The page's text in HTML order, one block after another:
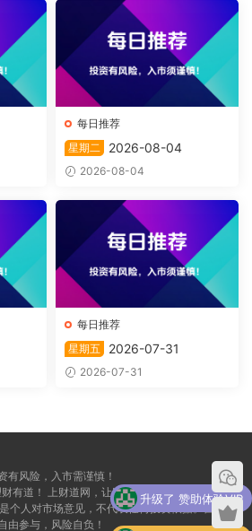
每日推荐
星期二
2026-08-04
2026-08-04
每日推荐
星期五
2026-07-31
2026-07-31
有风险，入市需谨慎！
有道！ 上财道网，让财富上道！
个人对市场意见，不代表任何投资依据。自愿，
由参与，风险自负！
升级了 赞助体验VIP